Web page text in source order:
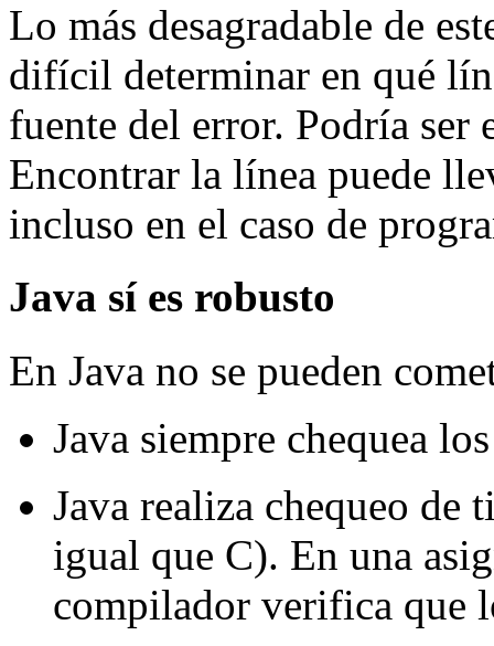
Lo más desagradable de
difícil determinar en qué
fuente del error. Podría ser
Encontrar la línea puede
incluso en el caso de
Java sí es robusto
En Java no se pueden
Java siempre chequea
Java realiza chequeo de
igual que C). En una
compilador verifica que